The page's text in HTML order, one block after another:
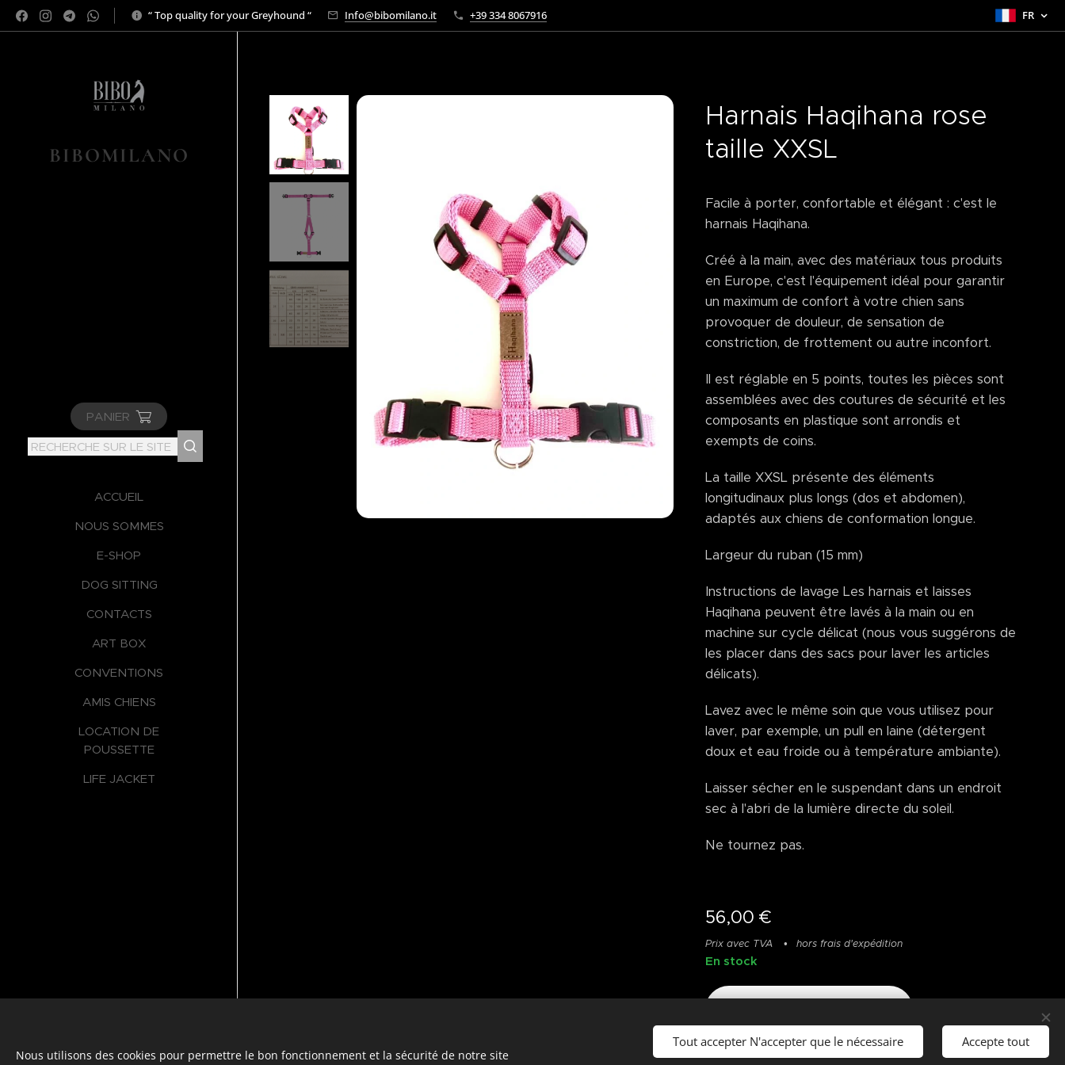
“ Top quality for your Greyhound “ Info@bibomilano.it +39 334 8067916 FR
BIBOMILANO
PANIER
ACCUEIL
NOUS SOMMES
E-SHOP
DOG SITTING
CONTACTS
ART BOX
CONVENTIONS
AMIS CHIENS
LOCATION DE
POUSSETTE
LIFE JACKET
Harnais Haqihana rose
taille XXSL
Facile à porter, confortable et élégant : c'est le
harnais Haqihana.
Créé à la main, avec des matériaux tous produits
en Europe, c'est l'équipement idéal pour garantir
un maximum de confort à votre chien sans
provoquer de douleur, de sensation de
constriction, de frottement ou autre inconfort.
Il est réglable en 5 points, toutes les pièces sont
assemblées avec des coutures de sécurité et les
composants en plastique sont arrondis et
exempts de coins.
La taille XXSL présente des éléments
longitudinaux plus longs (dos et abdomen),
adaptés aux chiens de conformation longue.
Largeur du ruban (15 mm)
Instructions de lavage Les harnais et laisses
Haqihana peuvent être lavés à la main ou en
machine sur cycle délicat (nous vous suggérons de
les placer dans des sacs pour laver les articles
délicats).
Lavez avec le même soin que vous utilisez pour
laver, par exemple, un pull en laine (détergent
doux et eau froide ou à température ambiante).
Laisser sécher en le suspendant dans un endroit
sec à l'abri de la lumière directe du soleil.
Ne tournez pas.
56,00 €
Prix avec TVA hors frais d'expédition
En stock
Italiano
Français English
Nous utilisons des cookies pour permettre le bon fonctionnement et la sécurité de notre site
Tout accepter N'accepter que le nécessaire Accepte tout